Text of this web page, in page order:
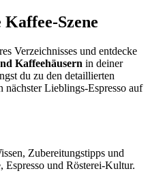
Szene
Verzeichnisses und entdecke
Kaffeehäusern in deiner
du zu den detaillierten
Lieblings-Espresso auf
Zubereitungstipps und
und Rösterei-Kultur.